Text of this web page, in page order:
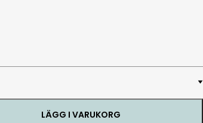
LÄGG I VARUKORG